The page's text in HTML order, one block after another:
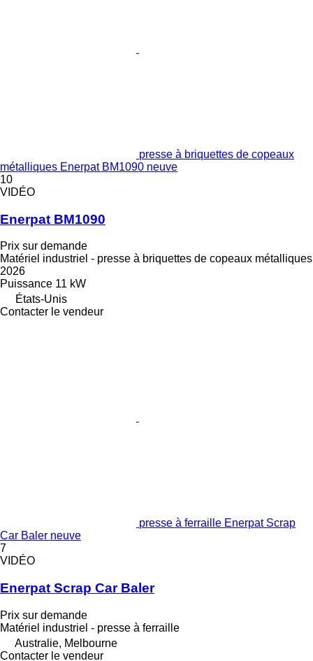
presse à briquettes de copeaux
métalliques Enerpat BM1090 neuve
10
VIDÉO
Enerpat BM1090
Prix sur demande
Matériel industriel - presse à briquettes de copeaux métalliques
2026
Puissance 11 kW
États-Unis
Contacter le vendeur
presse à ferraille Enerpat Scrap
Car Baler neuve
7
VIDÉO
Enerpat Scrap Car Baler
Prix sur demande
Matériel industriel - presse à ferraille
Australie, Melbourne
Contacter le vendeur